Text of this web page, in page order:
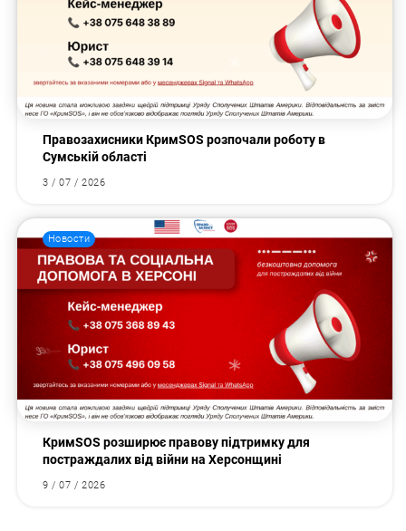
Правозахисники КримSOS розпочали роботу в
Сумській області
3 / 07 / 2026
Новости
КримSOS розширює правову підтримку для
постраждалих від війни на Херсонщині
9 / 07 / 2026